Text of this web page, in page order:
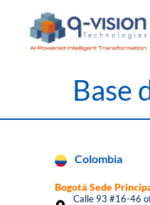
Base
Colombia
Bogotá Sede
Calle 93 #16-46